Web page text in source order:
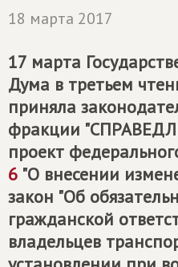
18 марта 2017
17 марта
Дума в третьем
приняла
фракции
проект
6 "О внесении
закон "Об
гражданской
владельцев